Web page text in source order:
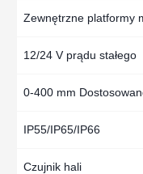
Zewnętrzne platformy
12/24 V prądu stałego
0-400 mm
IP55/IP65/IP66
Czujnik hali